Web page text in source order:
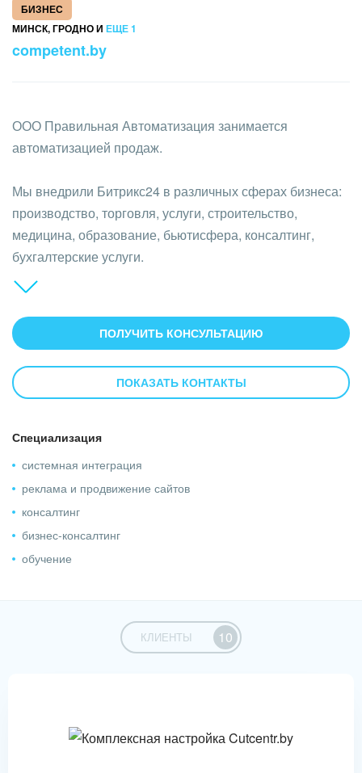
Кейсы партнёров
БИЗНЕС
МИНСК, ГРОДНО И ЕЩЕ 1
competent.by
ООО Правильная Автоматизация занимается
автоматизацией продаж.
Мы внедрили Битрикс24 в различных сферах бизнеса:
производство, торговля, услуги, строительство,
медицина, образование, бьютисфера, консалтинг,
бухгалтерские услуги.
- Пакетное и проектное внедрение
- Интеграция Битрикс24 с другими системами (1С,
телефония, аналитика, платежные системы)
- Автоматизация бизнес-процессов
- Обучение сотрудников
Битрикс24.
Наш опыт превышает 4 года, и мы реализовали более
300 проектов.
ПОЛУЧИТЬ КОНСУЛЬТАЦИЮ
ПОКАЗАТЬ КОНТАКТЫ
Специализация
системная интеграция
реклама и продвижение сайтов
консалтинг
бизнес-консалтинг
обучение
КЛИЕНТЫ 10